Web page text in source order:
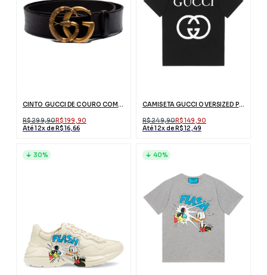
CINTO GUCCI DE COURO COM FIVELA DUPLO G DE COBRA
R$ 299,90R$ 199,90
Até 12x de R$ 16,66
CAMISETA GUCCI OVERSIZED PRETA COM INTERLOCKING G
R$ 249,90R$ 149,90
Até 12x de R$ 12,49
30% 40%